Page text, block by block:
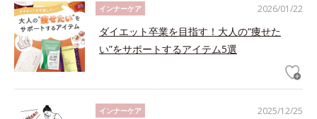
2026/01/22
インナーケア
ダイエット卒業を目指す！大人の“痩せた
い”をサポートするアイテム5選
2025/12/25
インナーケア